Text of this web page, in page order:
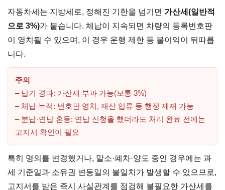
자동차세는 지방세로, 정해진 기한을 넘기면 가산세(일반적
으로 3%)가 붙습니다. 체납이 지속되면 차량의 등록번호판
이 영치될 수 있으며, 이 경우 운행 제한 등 불이익이 뒤따릅
니다.
주의
– 납기 경과: 가산세 부과 가능(보통 3%)
– 체납 누적: 번호판 영치, 재산 압류 등 행정 제재 가능
– 분납·연납 혼동: 연납 신청을 했더라도 처리 완료 전에는
고지서 확인이 필요
특히 명의를 변경했거나, 말소·폐차·양도 중인 경우에는 과
세 기준일과 소유권 변동일의 불일치가 발생할 수 있으므로,
고지서를 받은 즉시 사실관계를 점검해 불필요한 가산세를